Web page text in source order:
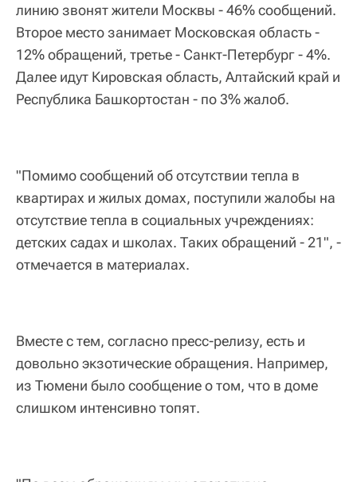
линию звонят жители Москвы - 46% сообщений.
Второе место занимает Московская область -
12% обращений, третье - Санкт-Петербург - 4%.
Далее идут Кировская область, Алтайский край и
Республика Башкортостан - по 3% жалоб.
"Помимо сообщений об отсутствии тепла в
квартирах и жилых домах, поступили жалобы на
отсутствие тепла в социальных учреждениях:
детских садах и школах. Таких обращений - 21", -
отмечается в материалах.
Вместе с тем, согласно пресс-релизу, есть и
довольно экзотические обращения. Например,
из Тюмени было сообщение о том, что в доме
слишком интенсивно топят.